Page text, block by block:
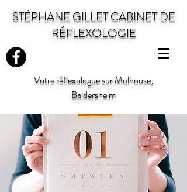
STÉPHANE GILLET CABINET DE
RÉFLEXOLOGIE
Votre réflexologue sur Mulhouse,
Baldersheim